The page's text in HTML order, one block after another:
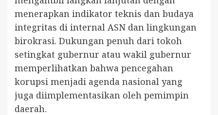
menerapkan indikator teknis dan budaya
integritas di internal ASN dan lingkungan
birokrasi. Dukungan penuh dari tokoh
setingkat gubernur atau wakil gubernur
memperlihatkan bahwa pencegahan
korupsi menjadi agenda nasional yang
juga diimplementasikan oleh pemimpin
daerah.